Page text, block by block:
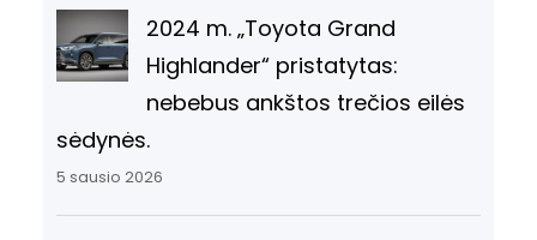
2024 m. „Toyota Grand
Highlander“ pristatytas:
nebebus ankštos trečios eilės
sėdynės.
5 sausio 2026